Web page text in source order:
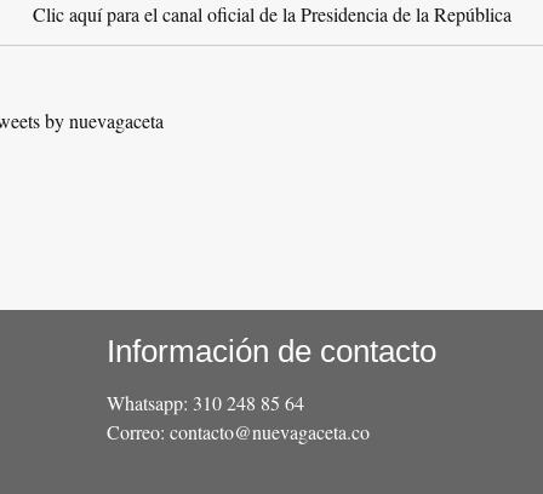
Clic aquí para el canal oficial de la Presidencia de la República
by nuevagaceta
Información de contacto
Whatsapp: 310 248 85 64
Correo: contacto@nuevagaceta.co